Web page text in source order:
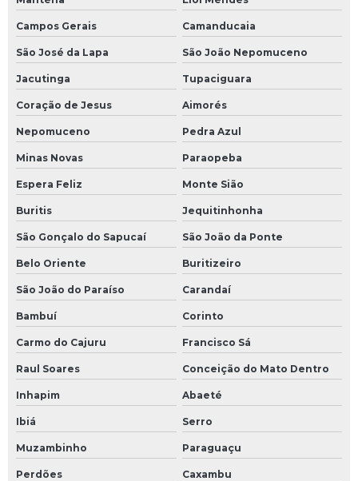
Trocador de calor de óleo
Tubulação para indústrias
Válvula para fluido térmico
Válvula globo para óleo térmico
Válvula para óleo térmico
Campos Gerais Camanducaia
São José da Lapa São João Nepomuceno
Jacutinga Tupaciguara
Coração de Jesus Aimorés
Nepomuceno Pedra Azul
Minas Novas Paraopeba
Espera Feliz Monte Sião
Buritis Jequitinhonha
São Gonçalo do Sapucaí São João da Ponte
Belo Oriente Buritizeiro
São João do Paraíso Carandaí
Bambuí Corinto
Carmo do Cajuru Francisco Sá
Raul Soares Conceição do Mato Dentro
Inhapim Abaeté
Ibiá Serro
Muzambinho Paraguaçu
Perdões Caxambu